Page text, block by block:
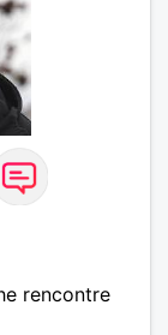
rencontre